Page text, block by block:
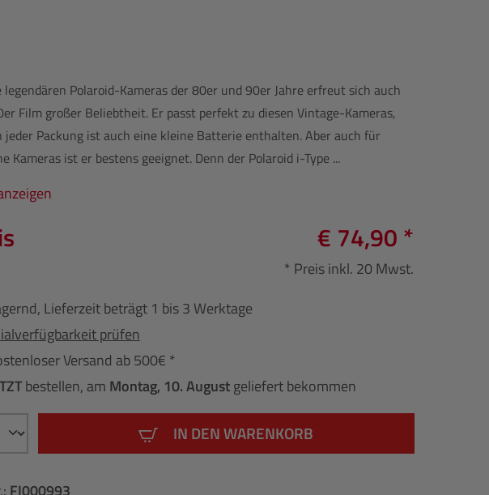
legendären Polaroid-Kameras der 80er und 90er Jahre erfreut sich auch
Film großer Beliebtheit. Er passt perfekt zu diesen Vintage-Kameras,
jeder Packung ist auch eine kleine Batterie enthalten. Aber auch für
Kameras ist er bestens geeignet. Denn der Polaroid i-Type ...
€ 74,90 *
* Preis inkl. 20 Mwst.
Lieferzeit beträgt 1 bis 3 Werktage
prüfen
Versand ab 500€ *
bestellen, am Montag, 10. Augustgeliefert bekommen
IN DEN WARENKORB